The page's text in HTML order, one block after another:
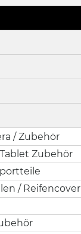
/ Zubehör
Zubehör
/ Reifencover